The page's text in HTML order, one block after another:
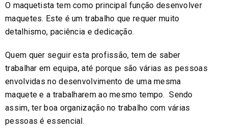
O maquetista tem como principal função desenvolver
maquetes. Este é um trabalho que requer muito
detalhismo, paciência e dedicação.
Quem quer seguir esta profissão, tem de saber
trabalhar em equipa, até porque são várias as pessoas
envolvidas no desenvolvimento de uma mesma
maquete e a trabalharem ao mesmo tempo. Sendo
assim, ter boa organização no trabalho com várias
pessoas é essencial.